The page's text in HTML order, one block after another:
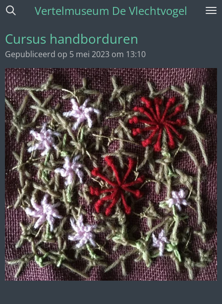
Ga
naar
de
hoofdinhoud
Vertelmuseum De Vlechtvogel
Cursus handborduren
Gepubliceerd op 5 mei 2023 om 13:10